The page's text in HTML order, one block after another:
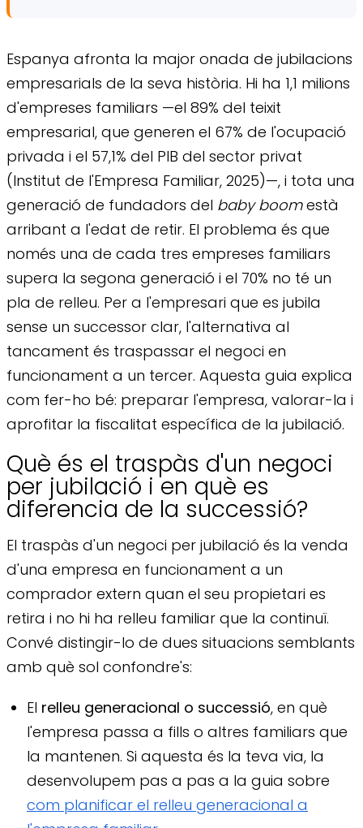
Espanya afronta la major onada de jubilacions
empresarials de la seva història. Hi ha 1,1 milions
d'empreses familiars —el 89% del teixit
empresarial, que generen el 67% de l'ocupació
privada i el 57,1% del PIB del sector privat
(Institut de l'Empresa Familiar, 2025)—, i tota una
generació de fundadors del baby boomestà
arribant a l'edat de retir. El problema és que
només una de cada tres empreses familiars
supera la segona generació i el 70% no té un
pla de relleu. Per a l'empresari que es jubila
sense un successor clar, l'alternativa al
tancament és traspassar el negoci en
funcionament a un tercer. Aquesta guia explica
com fer-ho bé: preparar l'empresa, valorar-la i
aprofitar la fiscalitat específica de la jubilació.
Què és el traspàs d'un negoci
per jubilació i en què es
diferencia de la successió?
El traspàs d'un negoci per jubilació és la venda
d'una empresa en funcionament a un
comprador extern quan el seu propietari es
retira i no hi ha relleu familiar que la continuï.
Convé distingir-lo de dues situacions semblants
amb què sol confondre's:
El relleu generacional o successió, en què
l'empresa passa a fills o altres familiars que
la mantenen. Si aquesta és la teva via, la
desenvolupem pas a pas a la guia sobre
com planificar el relleu generacional a